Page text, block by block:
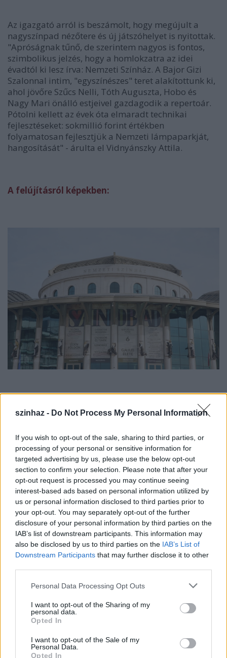
szinhaz - Do Not Process My Personal Information
If you wish to opt-out of the sale, sharing to third parties, or
processing of your personal or sensitive information for
targeted advertising by us, please use the below opt-out
section to confirm your selection. Please note that after your
opt-out request is processed you may continue seeing
interest-based ads based on personal information utilized by
us or personal information disclosed to third parties prior to
your opt-out. You may separately opt-out of the further
disclosure of your personal information by third parties on the
IAB’s list of downstream participants. This information may
also be disclosed by us to third parties on the IAB’s List of
Downstream Participants that may further disclose it to other
Please note that this website/app uses one or more Google
not limited to your visit or usage behaviour. You may click to
grant or deny consent to Google and its third-party tags to
use your data for below specified purposes in below Google
consent section.
Personal Data Processing Opt Outs
I want to opt-out of the Sharing of my
personal data.
Opted In
I want to opt-out of the Sale of my
Personal Data.
Opted In
Az igazgató arról is beszámolt, hogy megújult a
nagyszínpad nézőtere és új játszóhelyet is nyitottak.
"Apróságnak tűnő, de szerintem nagyos is fontos,
szimbolikus jelzés, hogy a homlokzatra az idei
évadtól ki lesz írva: Nemzeti Színház. A Bajor Gizi
Szalonnal intim, "egyszínészes" teret alakítottunk ki,
ahol jövőre Szűcs Nelli, Tóth Auguszta, Hobo és
Nagy Mari önálló estjeivel gazdagodik a repertoár.
Pótolni kellett az évek óta elmaradt technikai
fejlesztéseket: sokmillió forint értékben
folyamatosan fejlesztjük a Nemzeti lámpaparkját,
hangosítását" - árulta el Vidnyánszky Attila.
A felújításról képekben: